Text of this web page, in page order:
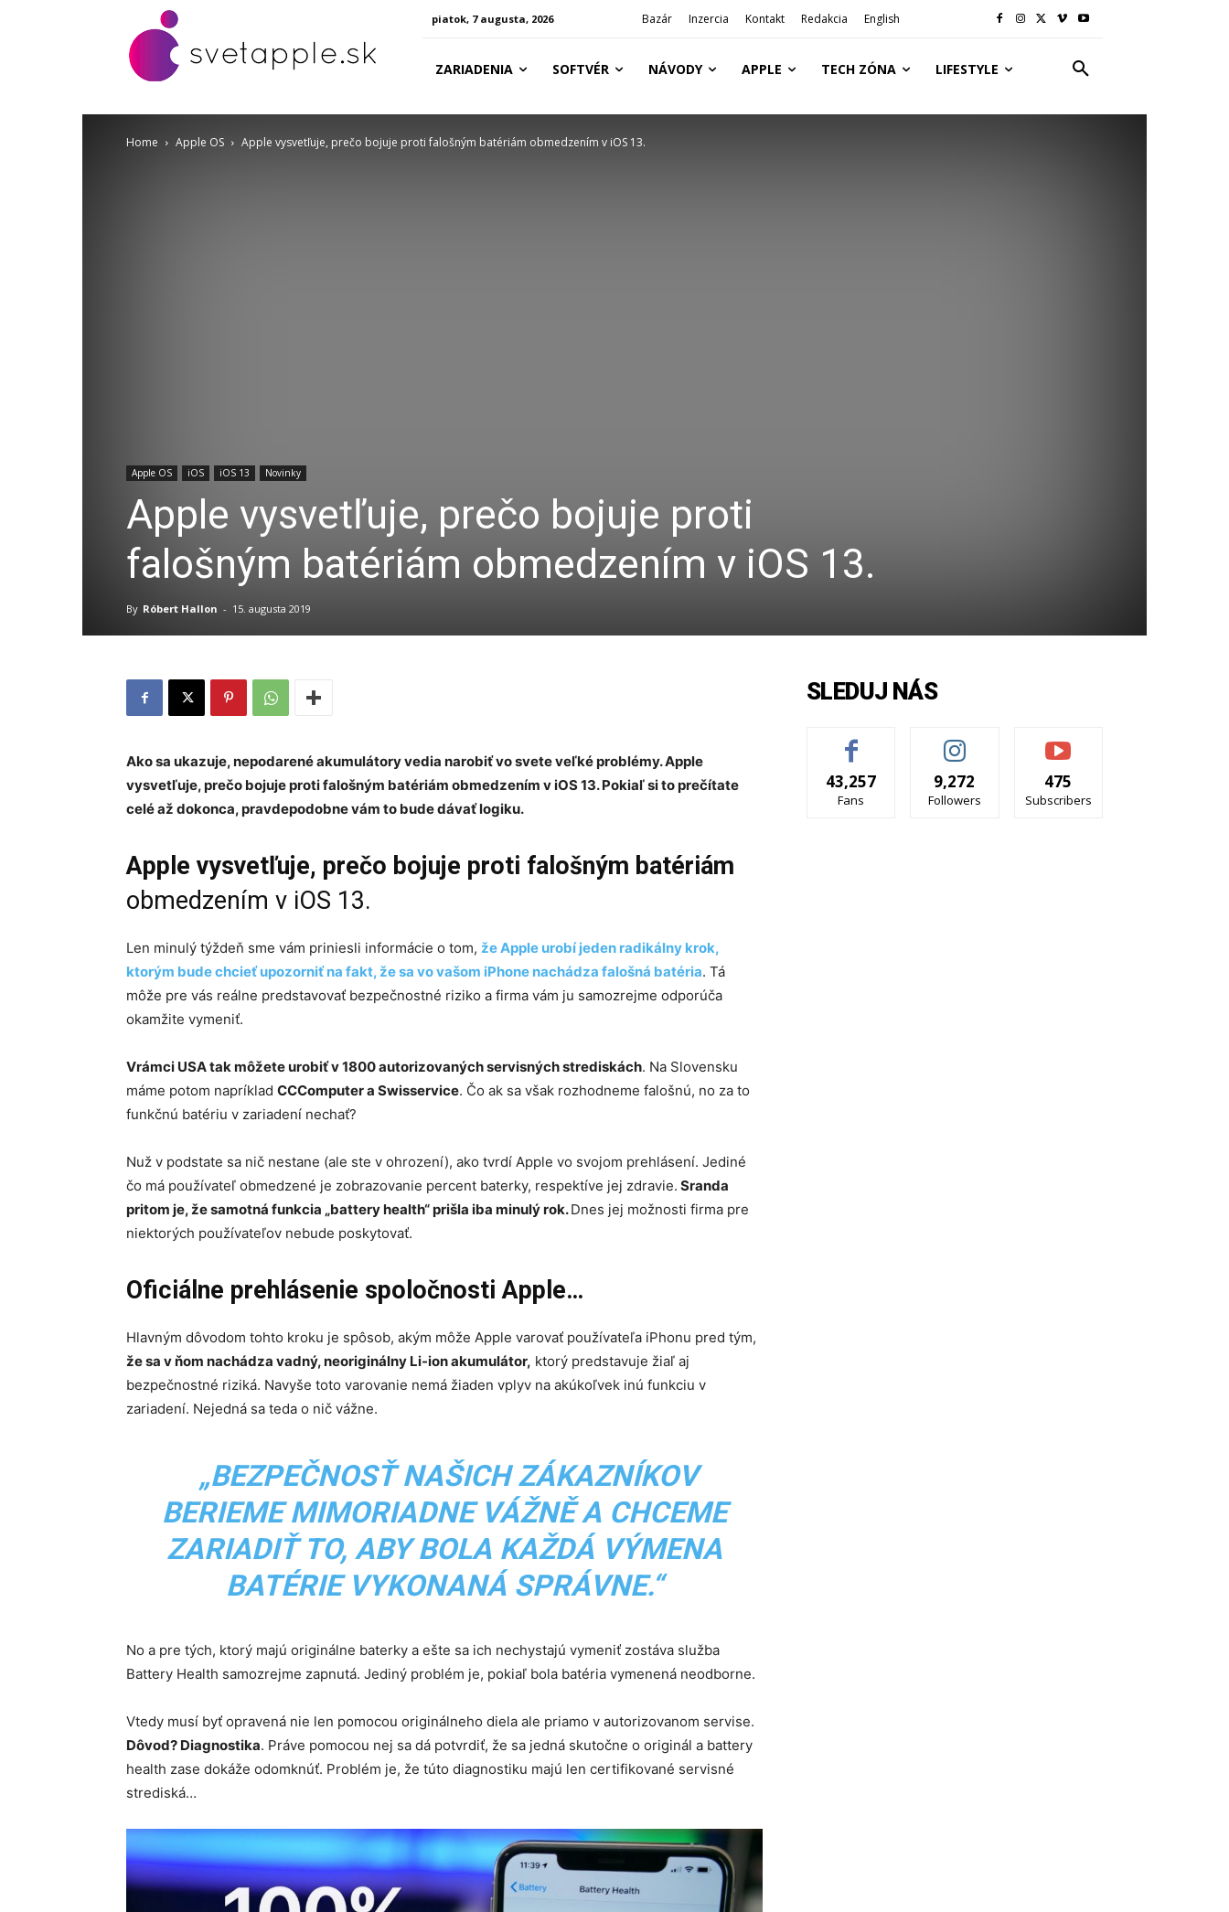
piatok, 7 augusta, 2026 Bazár Inzercia Kontakt Redakcia English
ZARIADENIA SOFTVÉR NÁVODY APPLE TECH ZÓNA LIFESTYLE
Home Apple OS Apple vysvetľuje, prečo bojuje proti falošným batériám obmedzením v iOS 13.
Apple OS iOS iOS 13 Novinky
Apple vysvetľuje, prečo bojuje proti
falošným batériám obmedzením v iOS 13.
By Róbert Hallon - 15. augusta 2019
Ako sa ukazuje, nepodarené akumulátory vedia narobiť vo svete veľké problémy. Apple
vysvetľuje, prečo bojuje proti falošným batériám obmedzením v iOS 13. Pokiaľ si to prečítate
celé až dokonca, pravdepodobne vám to bude dávať logiku.
Apple vysvetľuje, prečo bojuje proti falošným batériám
obmedzením v iOS 13.
Len minulý týždeň sme vám priniesli informácie o tom, že Apple urobí jeden radikálny krok,
ktorým bude chcieť upozorniť na fakt, že sa vo vašom iPhone nachádza falošná batéria. Tá
môže pre vás reálne predstavovať bezpečnostné riziko a firma vám ju samozrejme odporúča
okamžite vymeniť.
Vrámci USA tak môžete urobiť v 1800 autorizovaných servisných strediskách. Na Slovensku
máme potom napríklad CCComputer a Swisservice. Čo ak sa však rozhodneme falošnú, no za to
funkčnú batériu v zariadení nechať?
Nuž v podstate sa nič nestane (ale ste v ohrození), ako tvrdí Apple vo svojom prehlásení. Jediné
čo má používateľ obmedzené je zobrazovanie percent baterky, respektíve jej zdravie. Sranda
pritom je, že samotná funkcia „battery health“ prišla iba minulý rok.Dnes jej možnosti firma pre
niektorých používateľov nebude poskytovať.
Oficiálne prehlásenie spoločnosti Apple…
Hlavným dôvodom tohto kroku je spôsob, akým môže Apple varovať používateľa iPhonu pred tým,
že sa v ňom nachádza vadný, neoriginálny Li-ion akumulátor, ktorý predstavuje žiaľ aj
bezpečnostné riziká. Navyše toto varovanie nemá žiaden vplyv na akúkoľvek inú funkciu v
zariadení. Nejedná sa teda o nič vážne.
„BEZPEČNOSŤ NAŠICH ZÁKAZNÍKOV
BERIEME MIMORIADNE VÁŽNĚ A CHCEME
ZARIADIŤ TO, ABY BOLA KAŽDÁ VÝMENA
BATÉRIE VYKONANÁ SPRÁVNE.“
No a pre tých, ktorý majú originálne baterky a ešte sa ich nechystajú vymeniť zostáva služba
Battery Health samozrejme zapnutá. Jediný problém je, pokiaľ bola batéria vymenená neodborne.
Vtedy musí byť opravená nie len pomocou originálneho diela ale priamo v autorizovanom servise.
Dôvod? Diagnostika. Práve pomocou nej sa dá potvrdiť, že sa jedná skutočne o originál a battery
health zase dokáže odomknúť. Problém je, že túto diagnostiku majú len certifikované servisné
strediská…
SLEDUJ NÁS
43,257
Fans
9,272
Followers
475
Subscribers